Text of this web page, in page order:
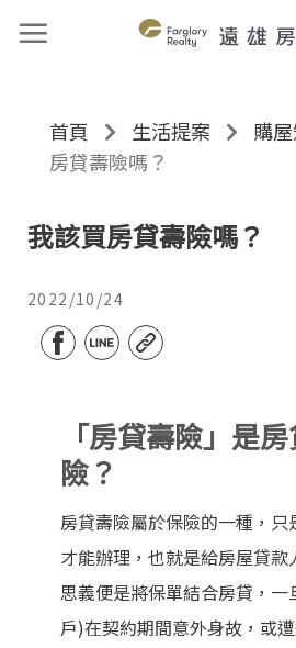
首頁 生活提案 購
房貸壽險嗎？
我該買房貸壽險嗎？
2022/10/24
「房貸壽險」是
險？
房貸壽險屬於保險的一種，只
才能辦理，也就是給房屋貸款
思義便是將保單結合房貸，一
戶)在契約期間意外身故，或